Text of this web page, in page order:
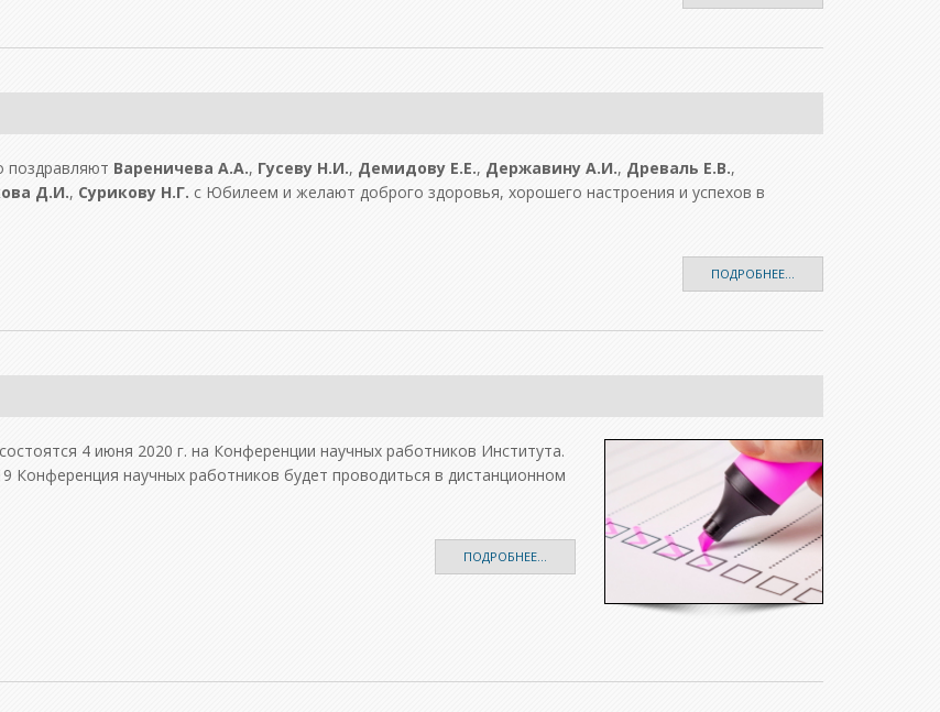
Вареничева А.А., Гусеву Н.И., Демидову Е.Е., Державину А.И., Древаль Е.В.,
Д.И., Сурикову Н.Г. с Юбилеем и желают доброго здоровья, хорошего настроения и успехов в
ПОДРОБНЕЕ...
4 июня 2020 г. на Конференции научных работников Института.
Конференция научных работников будет проводиться в дистанционном
ПОДРОБНЕЕ...